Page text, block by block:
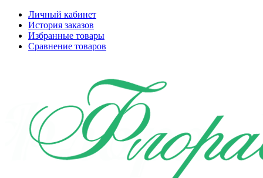
Личный кабинет
История заказов
Избранные товары
Сравнение товаров